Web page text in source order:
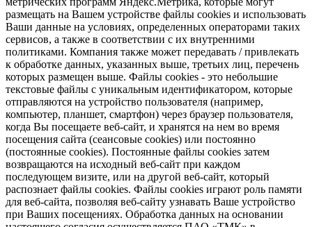
размещать на Вашем устройстве файлы cookies и использовать
Ваши данные на условиях, определенных операторами таких
сервисов, а также в соответствии с их внутренними
политиками. Компания также может передавать / привлекать
к обработке данных, указанных выше, третьих лиц, перечень
которых размещен выше. Файлы cookies - это небольшие
текстовые файлы с уникальным идентификатором, которые
отправляются на устройство пользователя (например,
компьютер, планшет, смартфон) через браузер пользователя,
когда Вы посещаете веб-сайт, и хранятся на нем во время
посещения сайта (сеансовые cookies) или постоянно
(постоянные cookies). Постоянные файлы cookies затем
возвращаются на исходный веб-сайт при каждом
последующем визите, или на другой веб-сайт, который
распознает файлы cookies. Файлы cookies играют роль памяти
для веб-сайта, позволяя веб-сайту узнавать Ваше устройство
при Ваших посещениях. Обработка данных на основании